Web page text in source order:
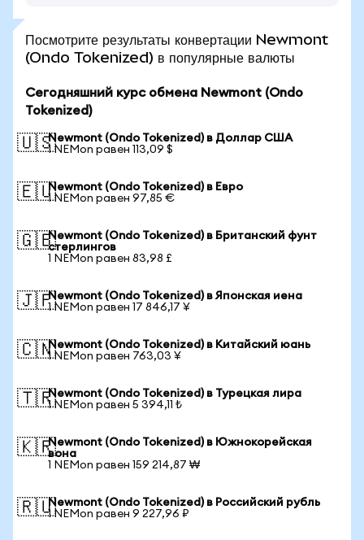
Посмотрите результаты конвертации Newmont
(Ondo Tokenized) в популярные валюты
Сегодняшний курс обмена Newmont (Ondo
Tokenized)
🇺🇸Newmont (Ondo Tokenized) в Доллар США
1 NEMon равен 113,09 $
🇪🇺Newmont (Ondo Tokenized) в Евро
1 NEMon равен 97,85 €
🇬🇧Newmont (Ondo Tokenized) в Британский фунт
стерлингов
1 NEMon равен 83,98 £
🇯🇵Newmont (Ondo Tokenized) в Японская иена
1 NEMon равен 17 846,17 ¥
🇨🇳Newmont (Ondo Tokenized) в Китайский юань
1 NEMon равен 763,03 ¥
🇹🇷Newmont (Ondo Tokenized) в Турецкая лира
1 NEMon равен 5 394,11 ₺
🇰🇷Newmont (Ondo Tokenized) в Южнокорейская
вона
1 NEMon равен 159 214,87 ₩
🇷🇺Newmont (Ondo Tokenized) в Российский рубль
1 NEMon равен 9 227,96 ₽